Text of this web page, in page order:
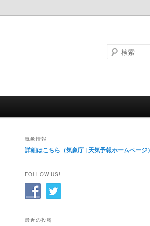
気象情報
詳細はこちら（気象庁 | 天気予報ホームページ）
FOLLOW US!
最近の投稿